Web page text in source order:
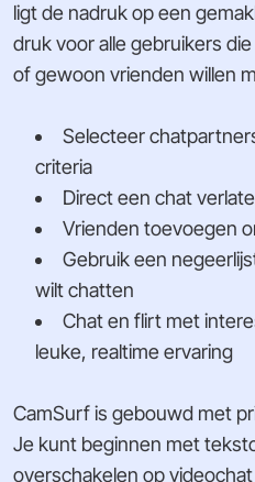
ligt de nadruk op een
druk voor alle gebruikers
of gewoon vrienden willen
Selecteer
criteria
Direct een chat
Vrienden toevoegen
Gebruik een
wilt chatten
Chat en flirt met
leuke, realtime ervaring
CamSurf is gebouwd met
Je kunt beginnen met
overschakelen op